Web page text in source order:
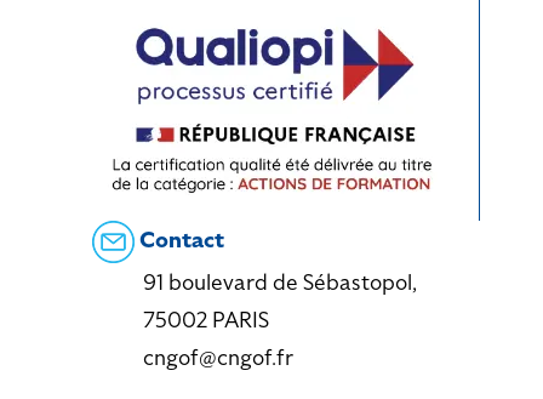
Contact
91 boulevard de Sébastopol,
75002 PARIS
cngof@cngof.fr